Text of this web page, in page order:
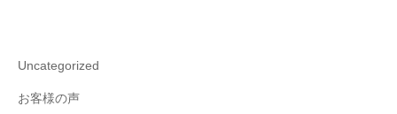
Uncategorized
お客様の声